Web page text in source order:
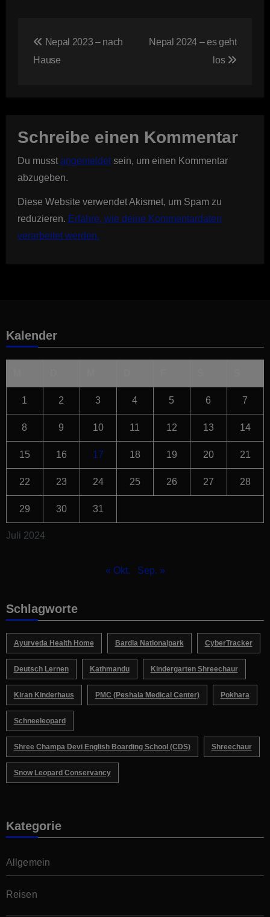
Nepal 2023 – nach
Hause
Nepal 2024 – es geht
los
Schreibe einen Kommentar
Du musst angemeldetsein, um einen Kommentar
abzugeben.
Diese Website verwendet Akismet, um Spam zu
reduzieren. Erfahre, wie deine Kommentardaten
verarbeitet werden.
Kalender
Juli 2024
1 2 3 4 5 6 7
8 9 10 11 12 13 14
15 16 17 18 19 20 21
22 23 24 25 26 27 28
29 30 31
« Okt. Sep. »
Schlagworte
Ayurveda Health Home Bardia Nationalpark CyberTracker
Deutsch Lernen Kathmandu Kindergarten Shreechaur
Kiran Kinderhaus PMC (Peshala Medical Center) Pokhara
Schneeleopard
Shree Champa Devi English Boarding School (CDS) Shreechaur
Snow Leopard Conservancy
Kategorie
Allgemein
Reisen